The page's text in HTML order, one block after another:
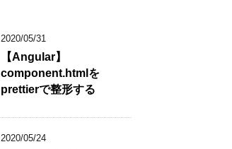
2020/05/31
【Angular】
component.htmlを
prettierで整形する
2020/05/24